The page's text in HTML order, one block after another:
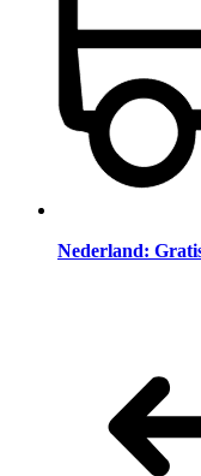
Nederland: